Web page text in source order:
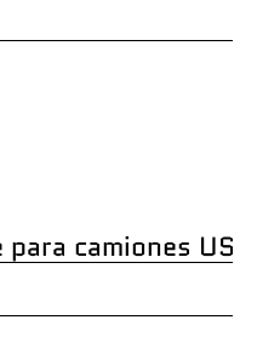
camiones US